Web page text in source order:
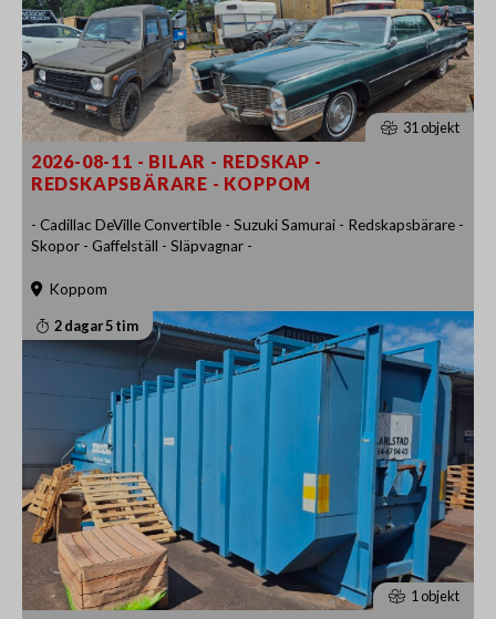
31 objekt
2026-08-11 - BILAR - REDSKAP -
REDSKAPSBÄRARE - KOPPOM
- Cadillac DeVille Convertible - Suzuki Samurai - Redskapsbärare -
Skopor - Gaffelställ - Släpvagnar -
Koppom
2 dagar 5 tim
1 objekt